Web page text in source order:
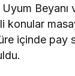
Beyanı
konular
içinde pay